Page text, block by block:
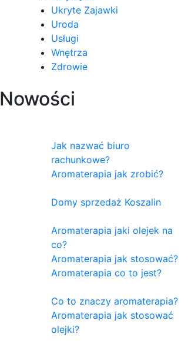
Ukryte Zajawki
Uroda
Usługi
Wnętrza
Zdrowie
Nowości
Jak nazwać biuro
rachunkowe?
Aromaterapia jak zrobić?
Domy sprzedaż Koszalin
Aromaterapia jaki olejek na
co?
Aromaterapia jak stosować?
Aromaterapia co to jest?
Co to znaczy aromaterapia?
Aromaterapia jak stosować
olejki?